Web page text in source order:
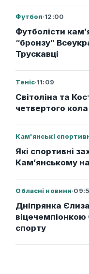
Футбол·12:00
Футболісти
“бронзу”
Трускавці
Теніс·11:09
Світоліна та
четвертого
Кам'янські
Які спортивні
Кам’янському
Обласні новини·
Дніпрянка
віцечемпіонкою
спорту